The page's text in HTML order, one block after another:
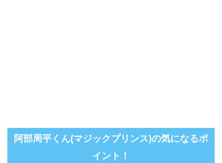
阿部周平くん(マジックプリンス)の気になるポ
イント！